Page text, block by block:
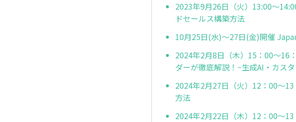
2023年9月26日（火）13:00～
ドセールス構築方法
10月25日(水)～27日(金)開催
2024年2月8日（木）15：00～16
ダーが徹底解説！~生成AI・カス
2024年2月27日（火）12：00～
方法
2024年2月22日（木）12：00～